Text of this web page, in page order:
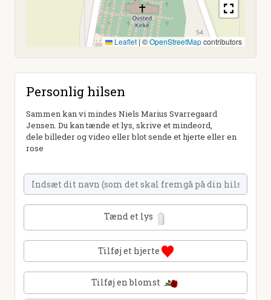
Leaflet | ©OpenStreetMapcontributors
Personlig hilsen
Sammen kan vi mindes Niels Marius Svarregaard
Jensen. Du kan tænde et lys, skrive et mindeord,
dele billeder og video eller blot sende et hjerte eller en
rose
Tænd et lys
Tilføj et hjerte
Tilføj en blomst